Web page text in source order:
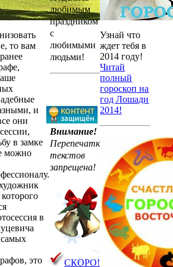
то вам
и
они
в замке
можно
в
это
любимым
праздником
с
любимыми
людьми!
Внимание!
Перепечатка
текстов
запрещена!
СКОРО!
Узнай что
ждет тебя в
2014 году!
Читай
полный
гороскоп на
год Лошади
2014!